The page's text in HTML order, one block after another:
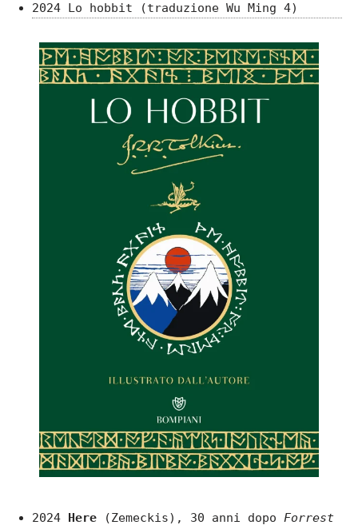
2024 Lo hobbit (traduzione Wu Ming 4)
2024 Here (Zemeckis), 30 anni dopo Forrest